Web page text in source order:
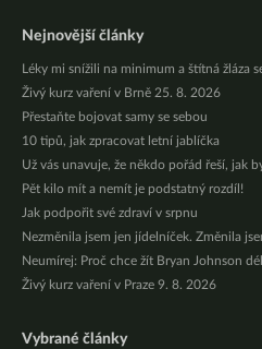
Nejnovější články
Léky mi snížili na minimum a štítná žláza
Živý kurz vaření v Brně 25. 8. 2026
Přestaňte bojovat samy se sebou
10 tipů, jak zpracovat letní jablíčka
Už vás unavuje, že někdo pořád řeší, jak
Pět kilo mít a nemít je podstatný rozdíl!
Jak podpořit své zdraví v srpnu
Nezměnila jsem jen jídelníček. Změnila
Neumírej: Proč chce žít Bryan Johnson
Živý kurz vaření v Praze 9. 8. 2026
Vybrané články